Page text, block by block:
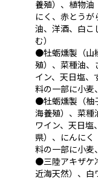
養殖）、植物油
にく、赤とう
油、洋酒、白こ
む）
●牡蛎燻製（山
殖）、菜種油、
イン、天日塩、
料の一部に小麦
●牡蛎燻製（柚
海養殖）、菜種
ワイン、天日塩
県）、にんにく
料の一部に小麦
●三陸アキザケ
近海天然）、白